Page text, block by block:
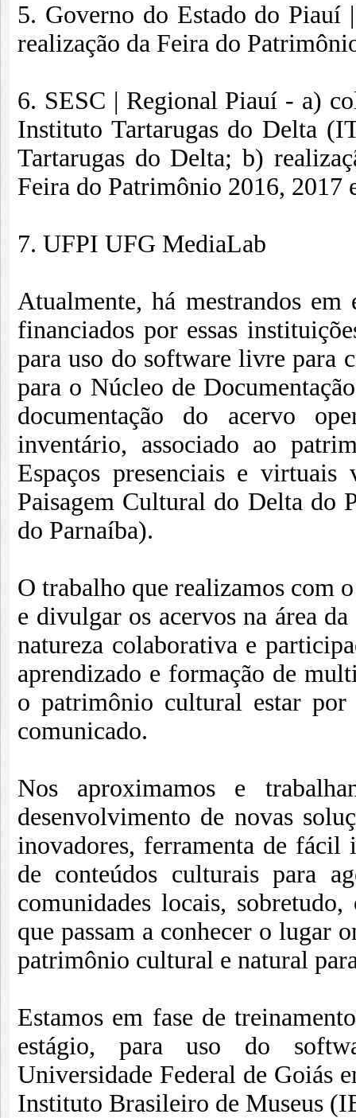
5. Governo do Estado do Piauí
realização da Feira do
6. SESC | Regional Piauí - a)
Instituto Tartarugas do Delta
Tartarugas do Delta; b)
Feira do Patrimônio 2016, 2017
7. UFPI UFG MediaLab
Atualmente, há mestrandos
financiados por essas
para uso do software livre para
para o Núcleo de
documentação do acervo
inventário, associado ao
Espaços presenciais e
Paisagem Cultural do Delta do
do Parnaíba).
O trabalho que realizamos com
e divulgar os acervos na área
natureza colaborativa e
aprendizado e formação de
o patrimônio cultural estar por
comunicado.
Nos aproximamos e
desenvolvimento de novas
inovadores, ferramenta de fácil
de conteúdos culturais para
comunidades locais,
que passam a conhecer o lugar
patrimônio cultural e natural
Estamos em fase de
estágio, para uso do
Universidade Federal de Goiás
Instituto Brasileiro de Museus